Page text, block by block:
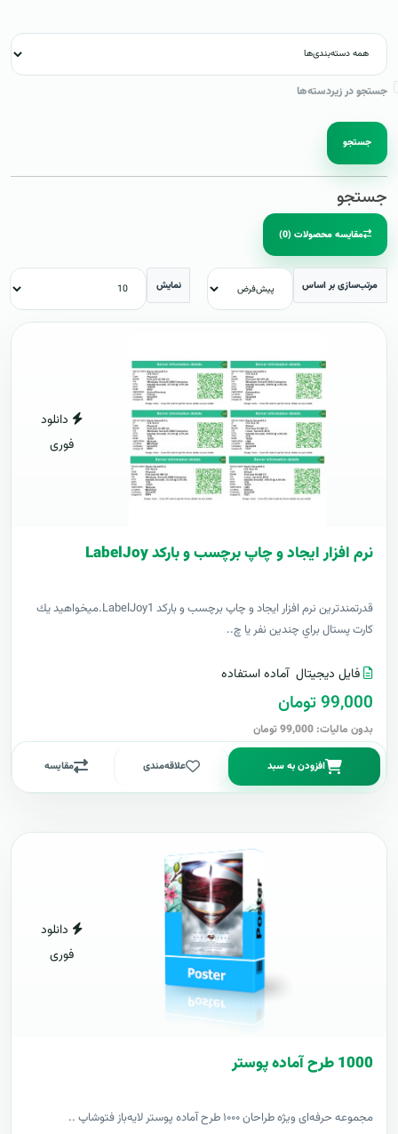
جستجو در زیردسته‌ها
جستجو
جستجو
مقایسه محصولات (0)
مرتب‌سازی بر اساس نمایش
دانلود
فوری
نرم افزار ایجاد و چاپ برچسب و بارکد LabelJoy
قدرتمندترين نرم افزار ایجاد و چاپ برچسب و بارکد LabelJoy1.ميخواهيد يك
كارت پستال براي چندين نفر يا چ..
فایل دیجیتال آماده استفاده
99,000 تومان
بدون مالیات: 99,000 تومان
افزودن به سبد علاقه‌مندی مقایسه
دانلود
فوری
1000 طرح آماده پوستر
مجموعه حرفه‌ای ویژه طراحان ۱۰۰۰ طرح آماده پوستر لایه‌باز فتوشاپ ..